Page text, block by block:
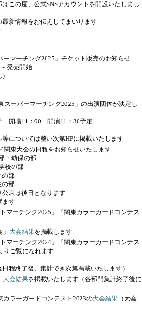
この度、公式SNSアカウントを開設いたしまし
新情報をお伝えしてまいります
マーチング2025」チケット販売のお知らせ
発売開始
ーパーマーチング2025」の出演団体が決定し
開場11：00 開演11：30予定
については整い次第HPに掲載いたします
東大会の日程をお知らせいたします
・幼保の部
校の部
部
部
表は後日となります
ます
ーチング2025」「関東カラーガードコンテス
大会結果を掲載します
ーチング2024」「関東カラーガードコンテス
りご覧になれます
程終了後、集計でき次第掲載いたします）
大会結果を掲載いたします（各部門集計終了後に
カラーガードコンテスト2023の大会結果 （大会